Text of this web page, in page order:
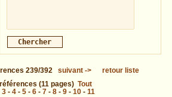
239/392 suivant->
retour liste
références (11 pages) Tout
3 - 4 - 5 - 6 - 7 - 8 - 9 - 10 - 11